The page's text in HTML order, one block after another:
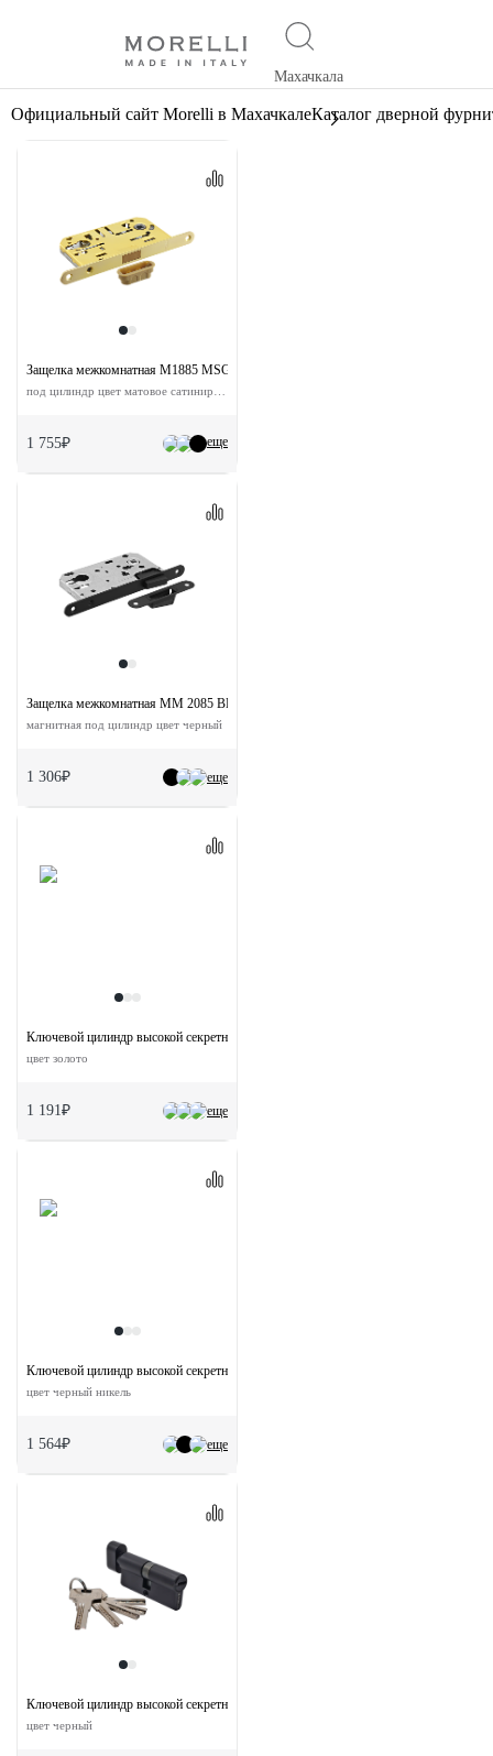
Махачкала
Официальный сайт Morelli в МахачкалеКаталог дверной
еще
Защелка межкомнатная M1885 MSG с ответной планкой
1 755₽
еще
Защелка межкомнатная MM 2085 BL с ответной планкой
магнитная под цилиндр цвет черный
1 306₽
еще
Ключевой цилиндр высокой секретности HS 60C PG (60мм)
цвет золото
1 191₽
еще
Ключевой цилиндр высокой секретности HS 60CK BN с заверткой (60мм)
цвет черный никель
1 564₽
Ключевой цилиндр высокой секретности HS 70CK BL с заверткой (70мм)
цвет черный